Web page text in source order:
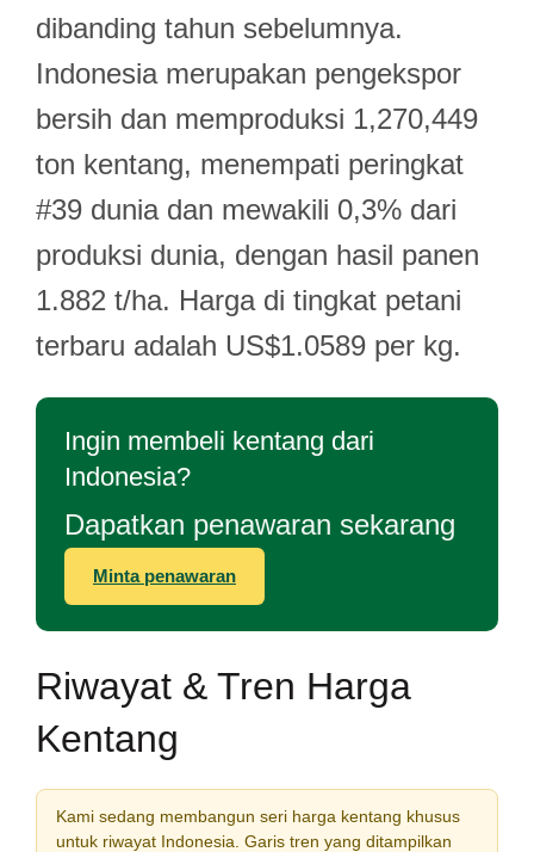
dibanding tahun sebelumnya.
Indonesia merupakan pengekspor
bersih dan memproduksi 1,270,449
ton kentang, menempati peringkat
#39 dunia dan mewakili 0,3% dari
produksi dunia, dengan hasil panen
1.882 t/ha. Harga di tingkat petani
terbaru adalah US$1.0589 per kg.
Ingin membeli kentang dari
Indonesia?
Dapatkan penawaran sekarang
Minta penawaran
Riwayat & Tren Harga
Kentang
Kami sedang membangun seri harga kentang khusus
untuk riwayat Indonesia. Garis tren yang ditampilkan